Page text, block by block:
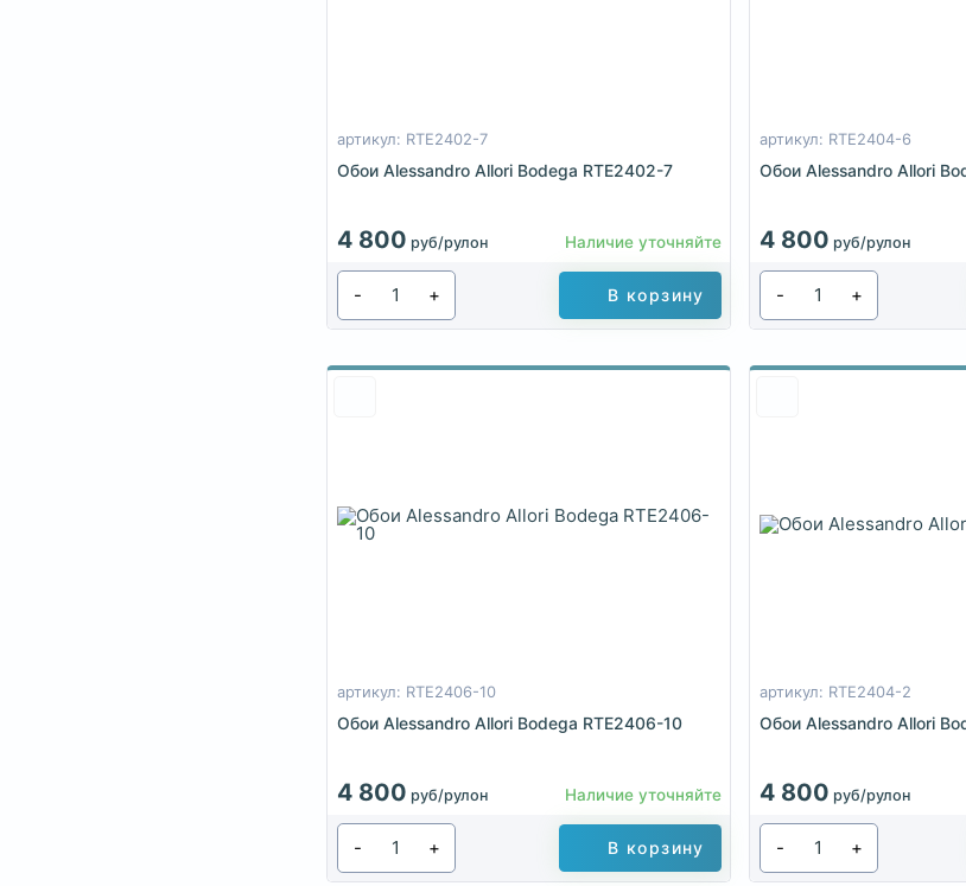
артикул: RTE2402-7
Обои Alessandro Allori Bodega RTE2402-7
4 800 руб/рулон Наличие уточняйте
- + В корзину
артикул: RTE2404-6
Обои Alessandro Allori
4 800 руб/рулон
- +
артикул: RTE2406-10
Обои Alessandro Allori Bodega RTE2406-10
4 800 руб/рулон Наличие уточняйте
- + В корзину
артикул: RTE2404-2
Обои Alessandro Allori
4 800 руб/рулон
- +